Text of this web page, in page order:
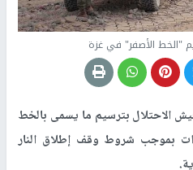
"الخط الأصفر" في غزة
الاحتلال بترسيم ما يسمى بالخط
بموجب شروط وقف إطلاق النار